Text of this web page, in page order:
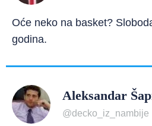
Oće neko na basket?
godina.
Aleksandar
@decko_iz_nambije